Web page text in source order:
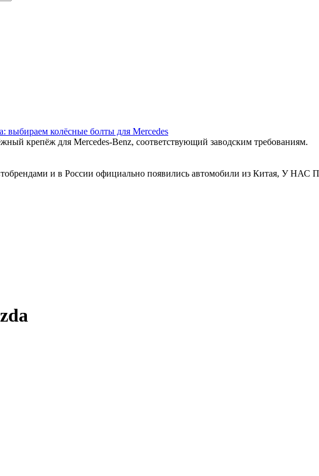
выбираем колёсные болты для Mercedes
крепёж для Mercedes‑Benz, соответствующий заводским требованиям.
и в России официально появились автомобили из